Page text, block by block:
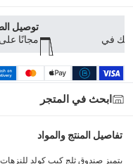
توصيل المنتجات
collection
الاستلام من
returns
What's in the Box
توصيل
مجانًا على
ابحث في المتجر
تفاصيل المنتج والمواد
يتميز صندوق ثلج كيب كولد